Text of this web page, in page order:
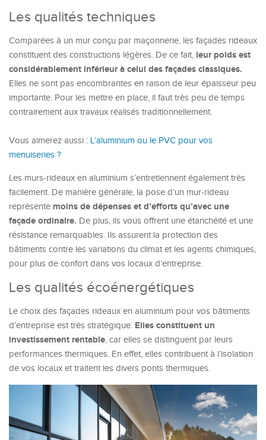
Les qualités techniques
Comparées à un mur conçu par maçonnerie, les façades rideaux
constituent des constructions légères. De ce fait, leur poids est
considérablement inférieur à celui des façades classiques.
Elles ne sont pas encombrantes en raison de leur épaisseur peu
importante. Pour les mettre en place, il faut très peu de temps
contrairement aux travaux réalisés traditionnellement.
Vous aimerez aussi : L’aluminium ou le PVC pour vos
menuiseries ?
Les murs-rideaux en aluminium s’entretiennent également très
facilement. De manière générale, la pose d’un mur-rideau
représente moins de dépenses et d’efforts qu’avec une
façade ordinaire. De plus, ils vous offrent une étanchéité et une
résistance remarquables. Ils assurent la protection des
bâtiments contre les variations du climat et les agents chimiques,
pour plus de confort dans vos locaux d’entreprise.
Les qualités écoénergétiques
Le choix des façades rideaux en aluminium pour vos bâtiments
d’entreprise est très stratégique. Elles constituent un
investissement rentable, car elles se distinguent par leurs
performances thermiques. En effet, elles contribuent à l’isolation
de vos locaux et traitent les divers ponts thermiques.